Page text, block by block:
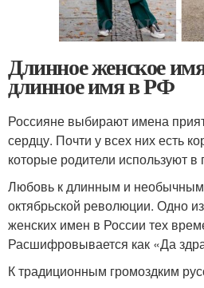
Длинное женское
длинное имя в РФ
Россияне выбирают имена
сердцу. Почти у всех них есть
которые родители используют в
Любовь к длинным и
октябрьской революции. Одно
женских имен в России тех
Расшифровывается как «Да
К традиционным громоздким